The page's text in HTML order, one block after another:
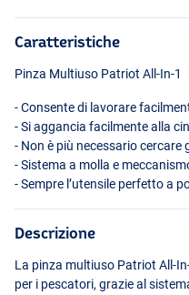
Caratteristiche
Pinza Multiuso Patriot All-In-1
- Consente di lavorare
- Si aggancia facilmente alla
- Non è più necessario cercare
- Sistema a molla e
- Sempre l’utensile perfetto a
Descrizione
La pinza multiuso Patriot All-
per i pescatori, grazie al